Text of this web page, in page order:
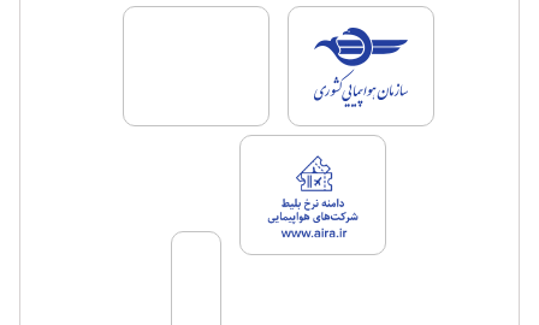
لایسنس های فروش سفرتاپلایسنس های
لایسنس های فروش سفرتاپ